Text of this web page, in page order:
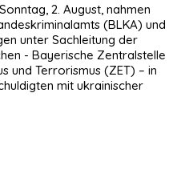
2. August, nahmen
(BLKA) und
unter Sachleitung der
- Bayerische Zentralstelle
und Terrorismus (ZET) – in
mit ukrainischer